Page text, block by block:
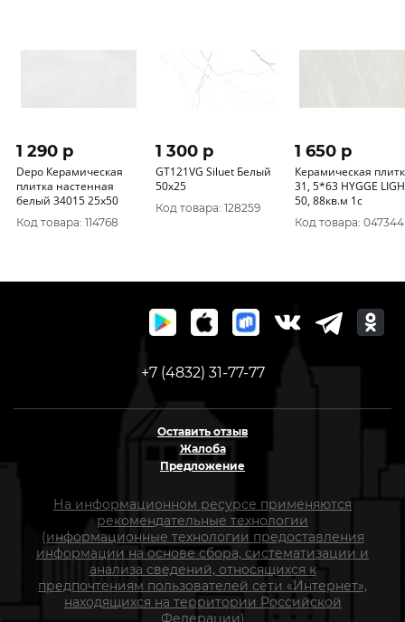
1 290 p
Depo Керамическая
плитка настенная
белый 34015 25х50
Код товара: 114768
1 300 p
GT121VG Siluet Белый
50x25
Код товара: 128259
1 650 p
Керамическая
31, 5*63 HYGGE
50, 88кв.м 1с
Код товара: 047344
+7 (4832) 31-77-77
Оставить отзыв
Жалоба
Предложение
На информационном ресурсе применяются
рекомендательные технологии
(информационные технологии предоставления
информации на основе сбора, систематизации и
анализа сведений, относящихся к
предпочтениям пользователей сети «Интернет»,
находящихся на территории Российской
Федерации)